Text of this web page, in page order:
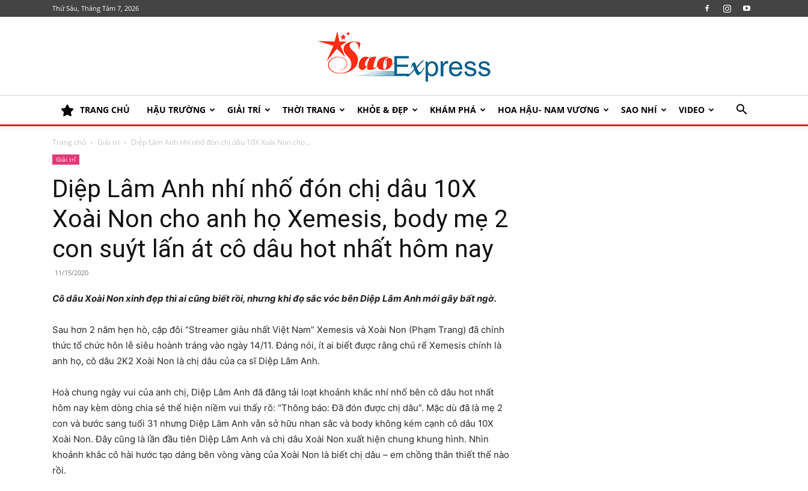
Thứ Sáu, Tháng Tám 7, 2026
SaoExpress
TRANG CHỦ HẬU TRƯỜNG GIẢI TRÍ THỜI TRANG KHỎE & ĐẸP KHÁM PHÁ HOA HẬU- NAM VƯƠNG SAO NHÍ VIDEO
Trang chủ Giải trí Diệp Lâm Anh nhí nhố đón chị dâu 10X Xoài Non cho...
Giải trí
Diệp Lâm Anh nhí nhố đón chị dâu 10X
Xoài Non cho anh họ Xemesis, body mẹ 2
con suýt lấn át cô dâu hot nhất hôm nay
11/15/2020
Cô dâu Xoài Non xinh đẹp thì ai cũng biết rồi, nhưng khi đọ sắc vóc bên Diệp Lâm Anh mới gây bất ngờ.
Sau hơn 2 năm hẹn hò, cặp đôi “Streamer giàu nhất Việt Nam” Xemesis và Xoài Non (Phạm Trang) đã chính
thức tổ chức hôn lễ siêu hoành tráng vào ngày 14/11. Đáng nói, ít ai biết được rằng chú rể Xemesis chính là
anh họ, cô dâu 2K2 Xoài Non là chị dâu của ca sĩ Diệp Lâm Anh.
Hoà chung ngày vui của anh chị, Diệp Lâm Anh đã đăng tải loạt khoảnh khắc nhí nhố bên cô dâu hot nhất
hôm nay kèm dòng chia sẻ thể hiện niềm vui thấy rõ: “Thông báo: Đã đón được chị dâu”. Mặc dù đã là mẹ 2
con và bước sang tuổi 31 nhưng Diệp Lâm Anh vẫn sở hữu nhan sắc và body không kém cạnh cô dâu 10X
Xoài Non. Đây cũng là lần đầu tiên Diệp Lâm Anh và chị dâu Xoài Non xuất hiện chung khung hình. Nhìn
khoảnh khắc cô hài hước tạo dáng bên vòng vàng của Xoài Non là biết chị dâu – em chồng thân thiết thế nào
rồi.